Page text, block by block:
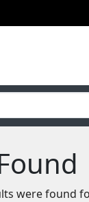
were found